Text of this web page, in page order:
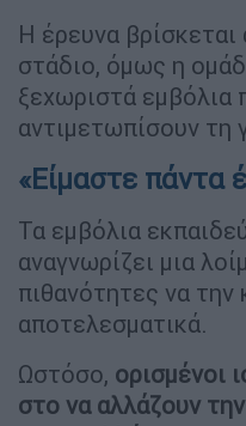
Η έρευνα
στάδιο, όμως η
ξεχωριστά εμβόλια
αντιμετωπίσουν τη
«Είμαστε πάντα
Τα εμβόλια
αναγνωρίζει μια
πιθανότητες να την
αποτελεσματικά.
Ωστόσο, ορισμένοι
στο να αλλάζουν